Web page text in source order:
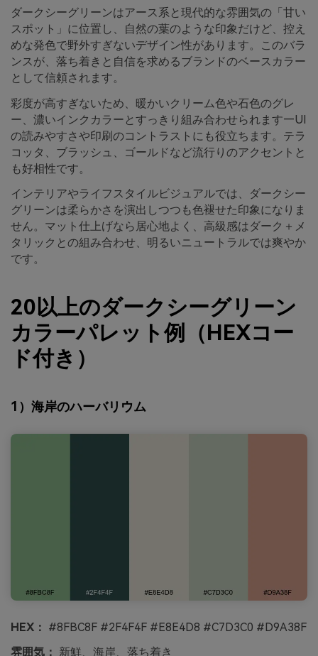
ダークシーグリーンはアース系と現代的な雰囲気の「甘い
スポット」に位置し、自然の葉のような印象だけど、控え
めな発色で野外すぎないデザイン性があります。このバラ
ンスが、落ち着きと自信を求めるブランドのベースカラー
として信頼されます。
彩度が高すぎないため、暖かいクリーム色や石色のグレ
ー、濃いインクカラーとすっきり組み合わせられます—UI
の読みやすさや印刷のコントラストにも役立ちます。テラ
コッタ、ブラッシュ、ゴールドなど流行りのアクセントと
も好相性です。
インテリアやライフスタイルビジュアルでは、ダークシー
グリーンは柔らかさを演出しつつも色褪せた印象になりま
せん。マット仕上げなら居心地よく、高級感はダーク＋メ
タリックとの組み合わせ、明るいニュートラルでは爽やか
です。
20以上のダークシーグリーン
カラーパレット例（HEXコー
ド付き）
1）海岸のハーバリウム
HEX： #8FBC8F #2F4F4F #E8E4D8 #C7D3C0 #D9A38F
雰囲気： 新鮮、海岸、落ち着き